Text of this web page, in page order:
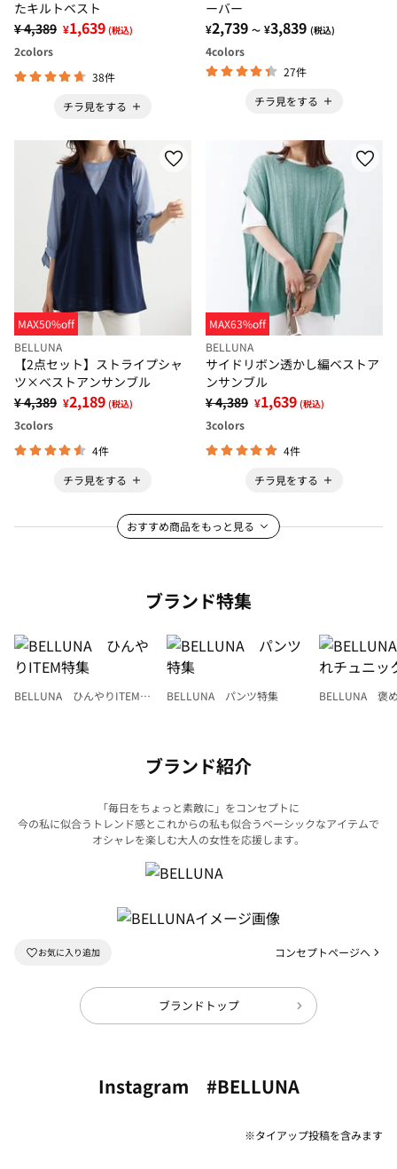
たキルトベスト
¥ 4,389 ¥1,639 (税込)
2colors
38件
チラ見をする
ーバー
¥2,739 ～ ¥3,839 (税込)
4colors
27件
チラ見をする
MAX50%off
BELLUNA
【2点セット】ストライプシャ
ツ×ベストアンサンブル
¥ 4,389 ¥2,189 (税込)
3colors
4件
チラ見をする
MAX63%off
BELLUNA
サイドリボン透かし編ベストア
ンサンブル
¥ 4,389 ¥1,639 (税込)
3colors
4件
チラ見をする
おすすめ商品をもっと見る
ブランド特集
BELLUNA ひんやりITEM特
BELLUNA パンツ特集
BELLUNA 褒
ブランド紹介
「毎日をちょっと素敵に」をコンセプトに
今の私に似合うトレンド感とこれからの私も似合うベーシックなアイテムで
オシャレを楽しむ大人の女性を応援します。
コンセプトページへ
ブランドトップ
Instagram #BELLUNA
※タイアップ投稿を含みます